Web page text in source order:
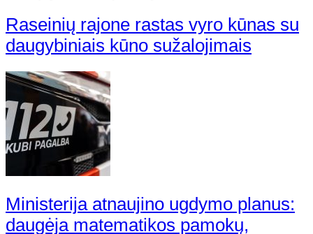
Raseinių rajone rastas vyro kūnas su
daugybiniais kūno sužalojimais
Ministerija atnaujino ugdymo planus:
daugėja matematikos pamokų,